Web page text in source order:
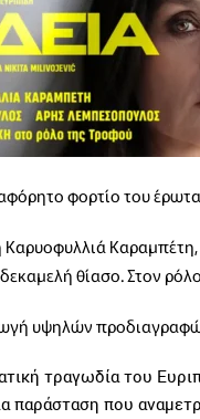
φορτίο του
θίασο. Στον
υψηλών
τραγωδία του
που